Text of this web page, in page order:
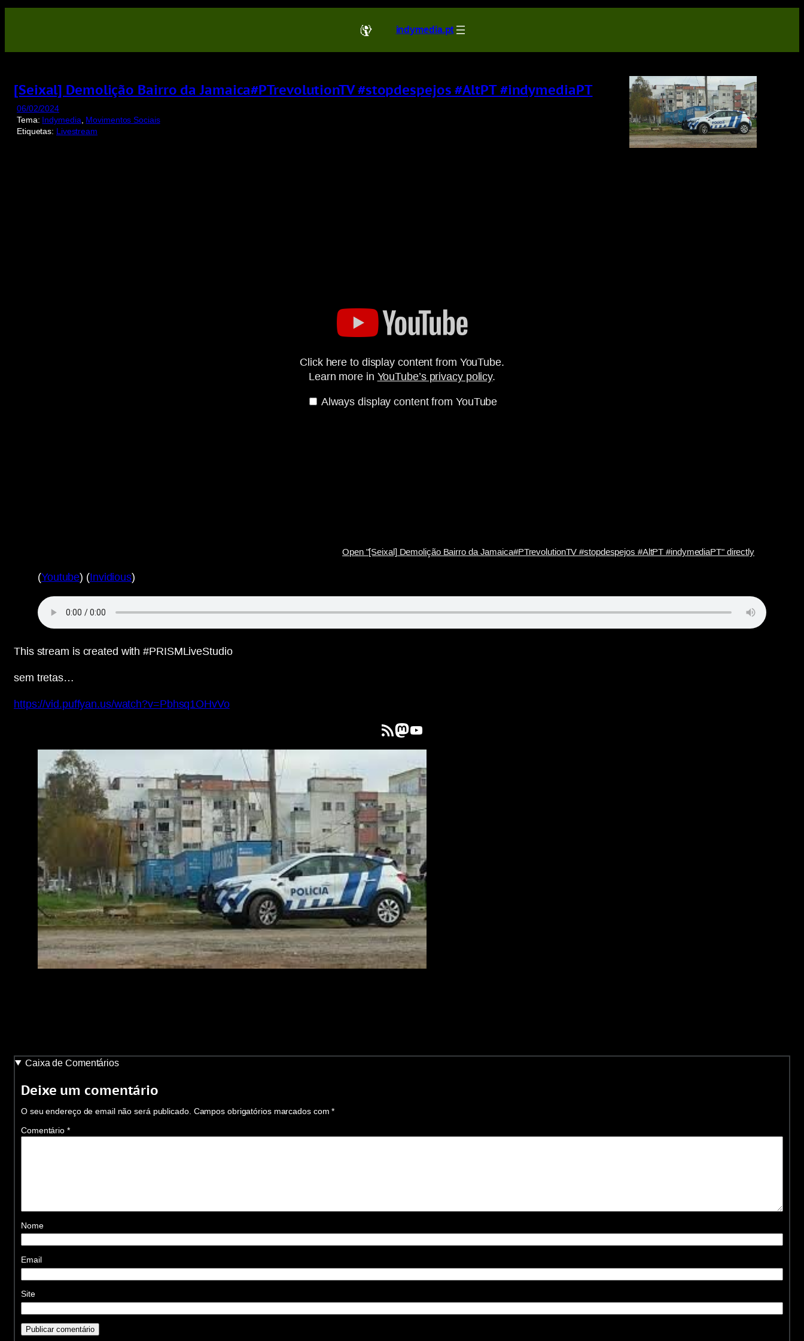
Saltar
conteúdo
indymedia.pt
[Seixal] Demolição Bairro da Jamaica#PTrevolutionTV #stopdespejos #AltPT #indymediaPT
06/02/2024
Tema: Indymedia, Movimentos Sociais
Etiquetas: Livestream
Click here to display content from YouTube.
Learn more in YouTube’s privacy policy.
Always display content from YouTube
Open "[Seixal] Demolição Bairro da Jamaica#PTrevolutionTV #stopdespejos #AltPT #indymediaPT" directly
(Youtube) (Invidious)
This stream is created with #PRISMLiveStudio
sem tretas…
https://vid.puffyan.us/watch?v=Pbhsq1OHvVo
Feed RSSMastodon
YouTube
Caixa de Comentários
Deixe um comentário
O seu endereço de email não será publicado. Campos obrigatórios marcados com*
Comentário *
Nome
Email
Site